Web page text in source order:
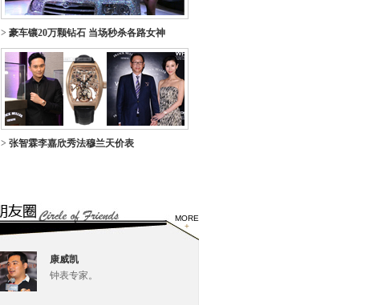
> 豪车镶20万颗钻石 当场秒杀各路女神
> 张智霖李嘉欣秀法穆兰天价表
MORE
+
康威凯
钟表专家。